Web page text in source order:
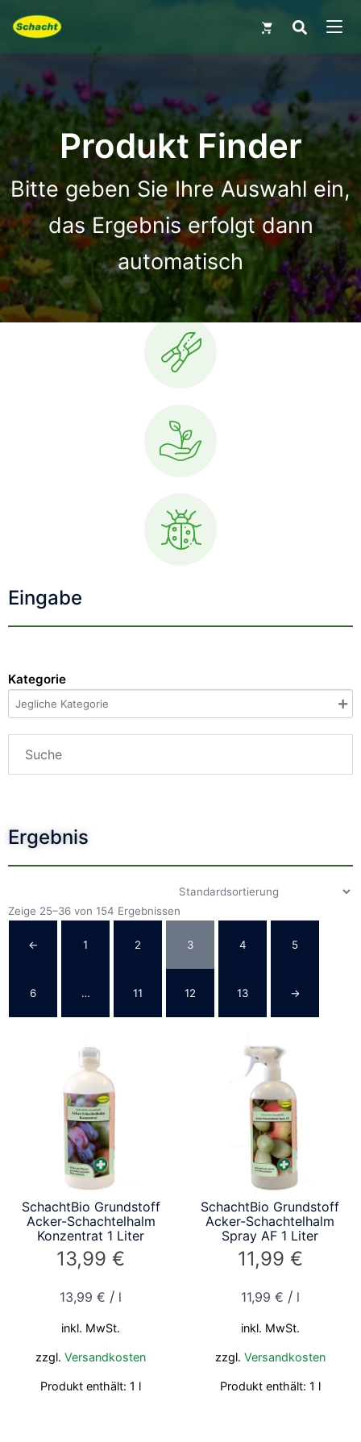
Produkt Finder
Bitte geben Sie Ihre Auswahl ein,
das Ergebnis erfolgt dann
automatisch
Eingabe
Kategorie
Ergebnis
Zeige 25–36 von 154 Ergebnissen
← 1 2 3 4 5
6 … 11 12 13 →
SchachtBio Grundstoff
Acker-Schachtelhalm
Konzentrat 1 Liter
13,99€
13,99€ / l
inkl. MwSt.
zzgl.Versandkosten
Produkt enthält: 1 l
SchachtBio Grundstoff
Acker-Schachtelhalm
Spray AF 1 Liter
11,99 €
11,99 € / l
inkl. MwSt.
zzgl. Versandkosten
Produkt enthält: 1 l